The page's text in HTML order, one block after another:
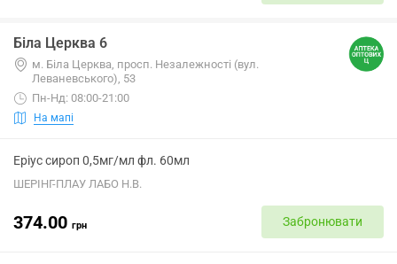
Біла Церква 6
м. Біла Церква, просп. Незалежності (вул.
Леваневського), 53
Пн-Нд: 08:00-21:00
На мапі
Еріус сироп 0,5мг/мл фл. 60мл
ШЕРІНГ-ПЛАУ ЛАБО Н.В.
374.00 грн Забронювати